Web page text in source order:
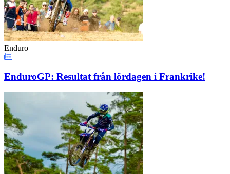
Enduro
EnduroGP: Resultat från lördagen i Frankrike!